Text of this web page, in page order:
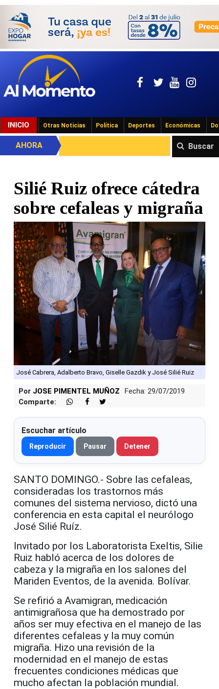
INICIO Otras Noticias Política Deportes Económicas
Buscar
AHORA
Silié Ruiz ofrece cátedra
sobre cefaleas y migraña
José Cabrera, Adalberto Bravo, Giselle Gazdik y José Silié Ruiz
Por JOSE PIMENTEL MUÑOZ
Fecha: 29/07/2019
Comparte:
Escuchar artículo
Reproducir Pausar Detener
SANTO DOMINGO.- Sobre las cefaleas,
consideradas los trastornos más
comunes del sistema nervioso, dictó una
conferencia en esta capital el neurólogo
José Silié Ruíz.
Invitado por los Laboratorista Exeltis, Silie
Ruiz habló acerca de los dolores de
cabeza y la migraña en los salones del
Mariden Eventos, de la avenida. Bolívar.
Se refirió a Avamigran, medicación
antimigrañosa que ha demostrado por
años ser muy efectiva en el manejo de las
diferentes cefaleas y la muy común
migraña. Hizo una revisión de la
modernidad en el manejo de estas
frecuentes condiciones médicas que
mucho afectan la población mundial.